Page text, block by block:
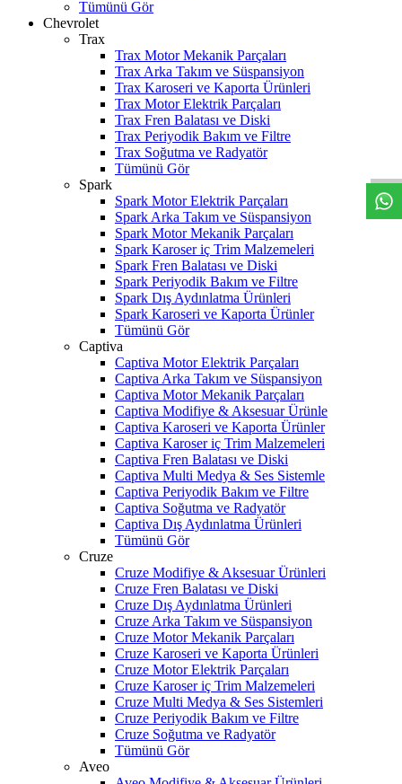
Tümünü Gör
Chevrolet
Trax
Trax Motor Mekanik Parçaları
Trax Arka Takım ve Süspansiyon
Trax Karoseri ve Kaporta Ürünleri
Trax Motor Elektrik Parçaları
Trax Fren Balatası ve Diski
Trax Periyodik Bakım ve Filtre
Trax Soğutma ve Radyatör
Tümünü Gör
Spark
Spark Motor Elektrik Parçaları
Spark Arka Takım ve Süspansiyon
Spark Motor Mekanik Parçaları
Spark Karoser iç Trim Malzemeleri
Spark Fren Balatası ve Diski
Spark Periyodik Bakım ve Filtre
Spark Dış Aydınlatma Ürünleri
Spark Karoseri ve Kaporta Ürünler
Tümünü Gör
Captiva
Captiva Motor Elektrik Parçaları
Captiva Arka Takım ve Süspansiyon
Captiva Motor Mekanik Parçaları
Captiva Modifiye & Aksesuar Ürünle
Captiva Karoseri ve Kaporta Ürünler
Captiva Karoser iç Trim Malzemeleri
Captiva Fren Balatası ve Diski
Captiva Multi Medya & Ses Sistemle
Captiva Periyodik Bakım ve Filtre
Captiva Soğutma ve Radyatör
Captiva Dış Aydınlatma Ürünleri
Tümünü Gör
Cruze
Cruze Modifiye & Aksesuar Ürünleri
Cruze Fren Balatası ve Diski
Cruze Dış Aydınlatma Ürünleri
Cruze Arka Takım ve Süspansiyon
Cruze Motor Mekanik Parçaları
Cruze Karoseri ve Kaporta Ürünleri
Cruze Motor Elektrik Parçaları
Cruze Karoser iç Trim Malzemeleri
Cruze Multi Medya & Ses Sistemleri
Cruze Periyodik Bakım ve Filtre
Cruze Soğutma ve Radyatör
Tümünü Gör
Aveo